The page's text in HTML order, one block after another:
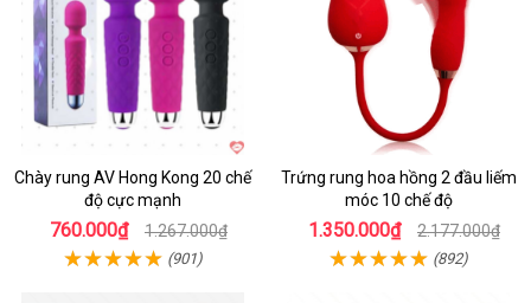
Chày rung AV Hong Kong 20 chế
độ cực mạnh
760.000₫ 1.267.000₫
(901)
Trứng rung hoa hồng 2 đầu liếm
móc 10 chế độ
1.350.000₫ 2.177.000₫
(892)